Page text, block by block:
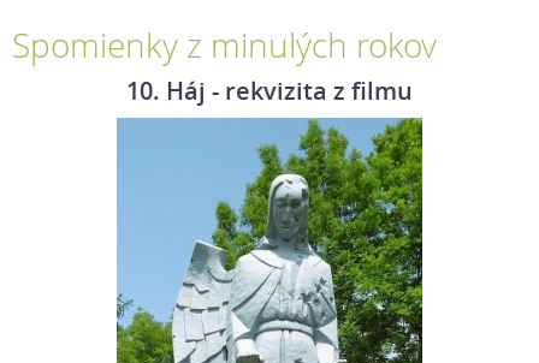
Spomienky z minulých rokov
10. Háj - rekvizita z filmu